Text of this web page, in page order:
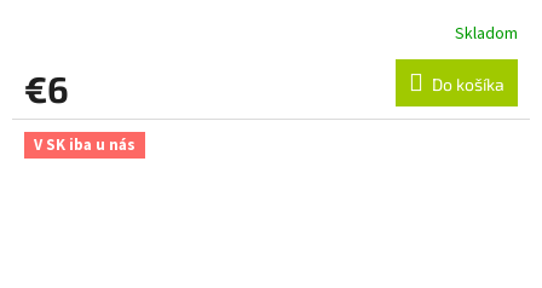
Skladom
€6 Do košíka
V SK iba u nás